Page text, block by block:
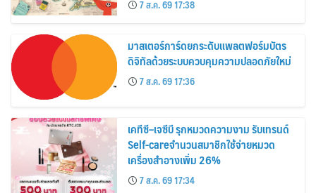
สิงหาคมนี้
7 ส.ค. 69 17:38
มาสเตอร์การ์ดยกระดับแพลตฟอร์มบัตร
ดิจิทัลด้วยระบบควบคุมความปลอดภัยใหม่
7 ส.ค. 69 17:36
เคทีซี–เจซีบี รุกหมวดความงาม รับเทรนด์
Self-careจำนวนสมาชิกใช้จ่ายหมวด
เครื่องสำอางเพิ่ม 26%
7 ส.ค. 69 17:34